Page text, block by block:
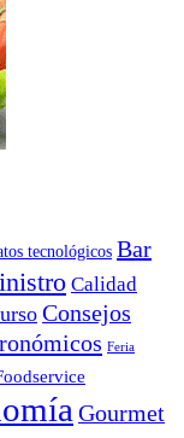
tecnológicos Bar
Calidad
Consejos
Feria
Gourmet